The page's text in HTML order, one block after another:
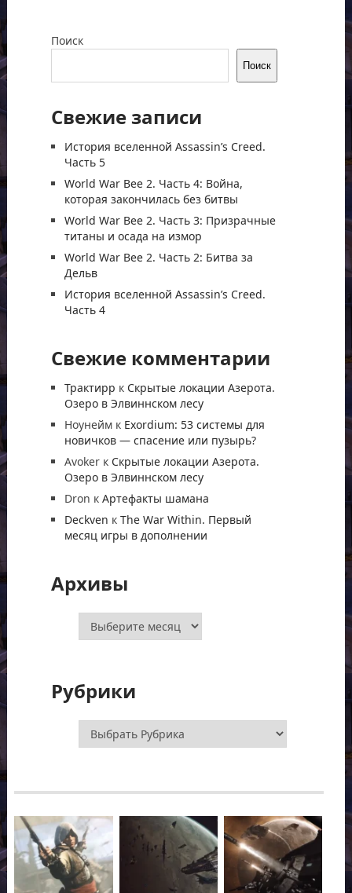
Поиск
Поиск
Свежие записи
История вселенной Assassin’s Creed.
Часть 5
World War Bee 2. Часть 4: Война,
которая закончилась без битвы
World War Bee 2. Часть 3: Призрачные
титаны и осада на измор
World War Bee 2. Часть 2: Битва за
Дельв
История вселенной Assassin’s Creed.
Часть 4
Свежие комментарии
Трактирр к Скрытые локации Азерота.
Озеро в Элвиннском лесу
Ноунейм к Exordium: 53 системы для
новичков — спасение или пузырь?
Avoker к Скрытые локации Азерота.
Озеро в Элвиннском лесу
Dron кАртефакты шамана
Deckven кThe War Within. Первый
месяц игры в дополнении
Архивы
Архивы
Рубрики
Рубрики